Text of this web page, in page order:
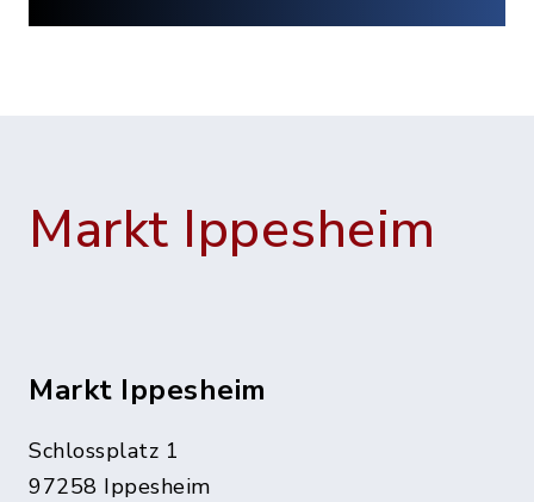
Markt Ippesheim
Markt Ippesheim
Schlossplatz 1
97258 Ippesheim